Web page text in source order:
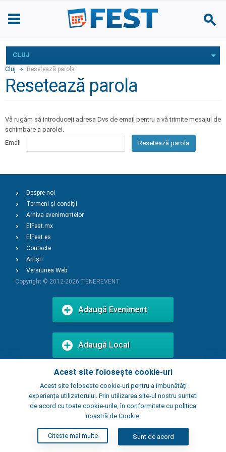
CLUJ
Cluj Resetează parola
Resetează parola
Vă rugăm să introduceți adresa Dvs de email pentru a vă trimite mesajul de
schimbare a parolei.
Email
Resetează parola
Acest site folosește cookie-uri
Acest site foloseste cookie-uri pentru a îmbunătăți
experiența utilizatorului. Prin utilizarea site-ul nostru sunteti
de acord cu toate cookie-urile, în conformitate cu politica
noastră de Cookie.
Citeste mai multe Sunt de acord
Despre noi
Termeni și condiții
Arhiva evenimentelor
ElFest.mx
ElFest.es
Contacte
Artiști
Versiunea Web
Copyright © 2012-2026 TENEREVENT
Adaugă Eveniment
Adaugă Local